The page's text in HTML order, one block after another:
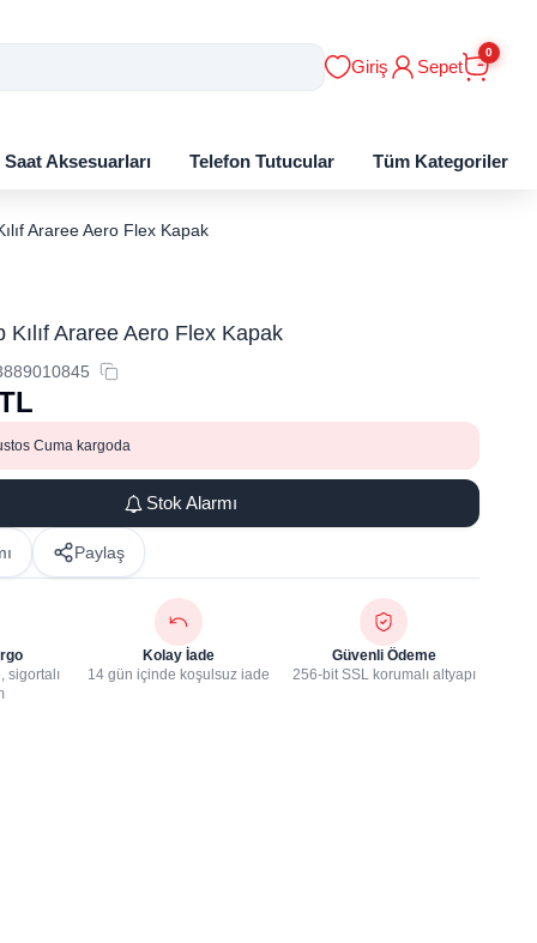
Giriş Sepet
0
Saat Aksesuarları Telefon Tutucular Tüm Kategoriler
Araree Aero Flex Kapak
Kılıf Araree Aero Flex Kapak
Cuma kargoda
Stok Alarmı
Paylaş
sigortalı
Kolay İade
14 gün içinde koşulsuz iade
Güvenli Ödeme
256-bit SSL korumalı altyapı